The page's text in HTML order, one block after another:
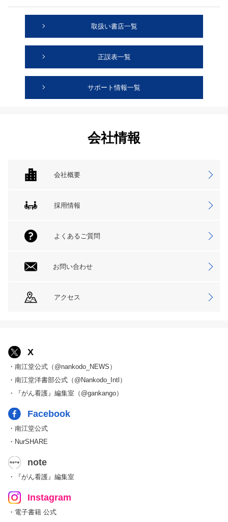
取扱い書店一覧
正誤表一覧
サポート情報一覧
会社情報
会社概要
採用情報
よくあるご質問
お問い合わせ
アクセス
X
・南江堂公式（@nankodo_NEWS）
・南江堂洋書部公式（@Nankodo_Intl）
・『がん看護』編集室（@gankango）
Facebook
・南江堂公式
・NurSHARE
note
・『がん看護』編集室
Instagram
・電子書籍 公式